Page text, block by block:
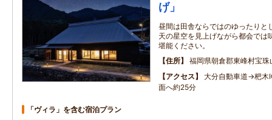
げ」
昼間は田舎ならではのゆったりと
天の星空を見上げながら都会では
堪能ください。
住所
福岡県朝倉郡東峰村宝
アクセス
大分自動車道→杷木
面へ約25分
「ヴィラ」を含む宿泊プラン